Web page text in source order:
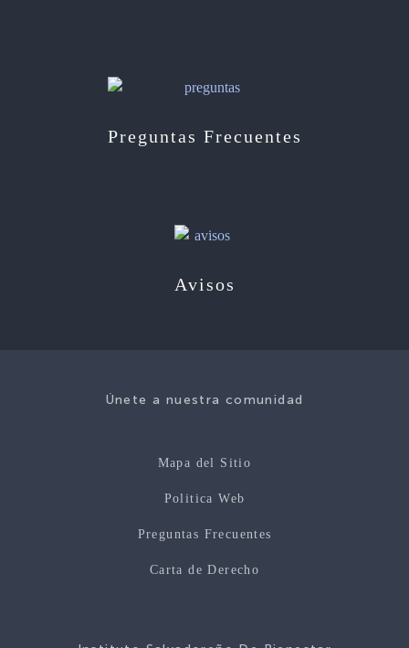
Preguntas Frecuentes
Avisos
Únete a nuestra comunidad
Mapa del Sitio
Politica Web
Preguntas Frecuentes
Carta de Derecho